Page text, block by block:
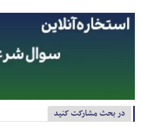
در بحث مشارکت کنید